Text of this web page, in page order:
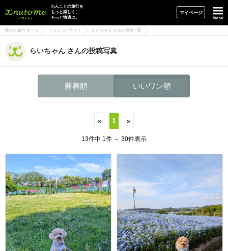
イヌトミィ
わんことの旅行を
もっと楽しく、
もっと快適に。
マイページ
愛犬と旅行 ホーム フォトコンテスト らいちゃん さんの投稿一覧
らいちゃん さんの投稿写真
新着順 いいワン順
« 1 »
13件中 1件 ～ 30件表示